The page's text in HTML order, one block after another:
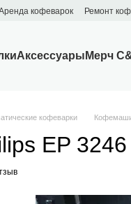
кофеварок Ремонт
Аксессуары Мерч
кофеварки
EP 3246